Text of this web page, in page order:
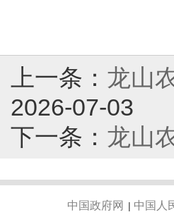
上一条： 龙山
2026-07-03
下一条： 龙山
中国政府网 | 中国人